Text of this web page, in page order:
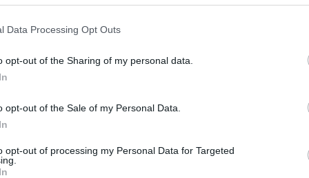
Data Processing Opt Outs
opt-out of the Sharing of my personal data.
opt-out of the Sale of my Personal Data.
opt-out of processing my Personal Data for Targeted
αγορές και πτώση στο
αυτοκινητοβιομηχανίας της Ευρώπης για το
θετικά.
του Μιλάνου την Τρίτη, ενώ και
newsletter
Αποδέχομαι τουςόρους χρήσης